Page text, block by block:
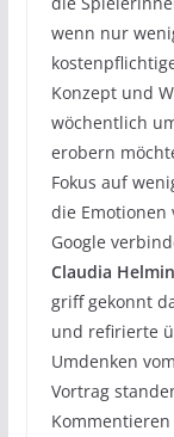
wenn nur
Konzept und
wöchentlich
erobern
Fokus auf
die Emotionen
Google
Claudia
griff gekonnt
und refirierte
Umdenken
Vortrag